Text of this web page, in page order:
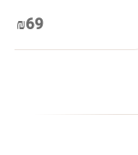
₪69